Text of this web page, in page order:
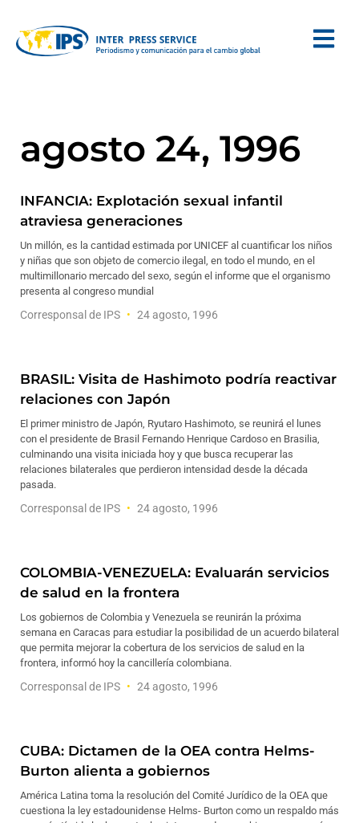
agosto 24, 1996
INFANCIA: Explotación sexual infantil
atraviesa generaciones
Un millón, es la cantidad estimada por UNICEF al cuantificar los niños
y niñas que son objeto de comercio ilegal, en todo el mundo, en el
multimillonario mercado del sexo, según el informe que el organismo
presenta al congreso mundial
Corresponsal de IPS 24 agosto, 1996
BRASIL: Visita de Hashimoto podría reactivar
relaciones con Japón
El primer ministro de Japón, Ryutaro Hashimoto, se reunirá el lunes
con el presidente de Brasil Fernando Henrique Cardoso en Brasilia,
culminando una visita iniciada hoy y que busca recuperar las
relaciones bilaterales que perdieron intensidad desde la década
pasada.
Corresponsal de IPS 24 agosto, 1996
COLOMBIA-VENEZUELA: Evaluarán servicios
de salud en la frontera
Los gobiernos de Colombia y Venezuela se reunirán la próxima
semana en Caracas para estudiar la posibilidad de un acuerdo bilateral
que permita mejorar la cobertura de los servicios de salud en la
frontera, informó hoy la cancillería colombiana.
Corresponsal de IPS 24 agosto, 1996
CUBA: Dictamen de la OEA contra Helms-
Burton alienta a gobiernos
América Latina toma la resolución del Comité Jurídico de la OEA que
cuestiona la ley estadounidense Helms- Burton como un respaldo más